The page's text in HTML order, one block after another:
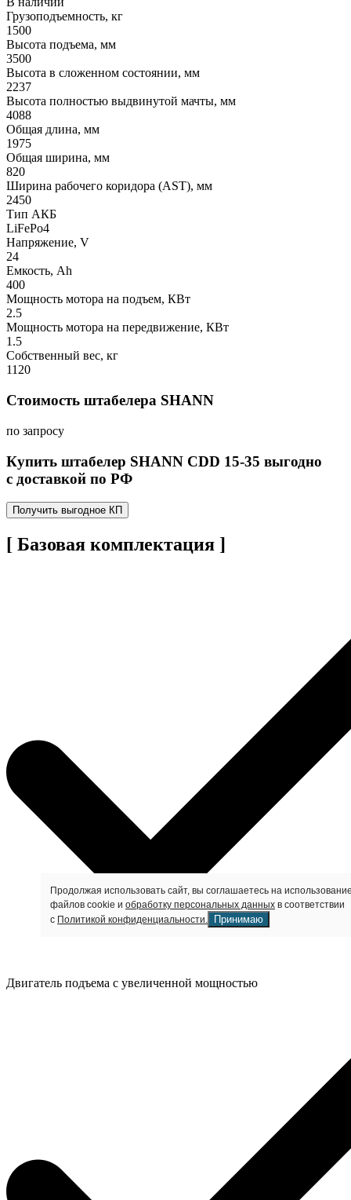
Грузоподъемность, кг
1500
Высота подъема, мм
3500
Высота в сложенном состоянии, мм
2237
Высота полностью выдвинутой мачты, мм
4088
Общая длина, мм
1975
Общая ширина, мм
820
Ширина рабочего коридора (AST), мм
2450
Тип АКБ
LiFePo4
Напряжение, V
24
Емкость, Ah
400
Мощность мотора на подъем, КВт
2.5
Мощность мотора на передвижение, КВт
1.5
Собственный вес, кг
1120
Стоимость штабелера SHANN
по запросу
Купить штабелер SHANN CDD 15-35 выгодно
с доставкой по РФ
Получить выгодное КП
[ Базовая комплектация ]
Двигатель подъема с увеличенной мощностью
Продолжая использовать сайт, вы соглашаетесь на
файлов cookie и обработку персональных данных в соответствии
с Политикой конфиденциальности. Принимаю